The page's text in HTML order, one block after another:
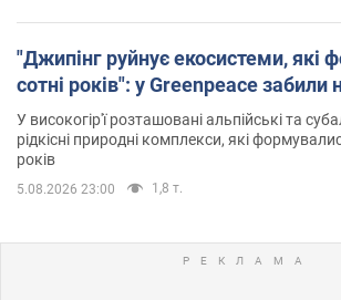
"Джипінг руйнує екосистеми, які
сотні років": у Greenpeace забили
У високогір'ї розташовані альпійські та
рідкісні природні комплекси, які
років
5.08.2026 23:00 1,8 т.